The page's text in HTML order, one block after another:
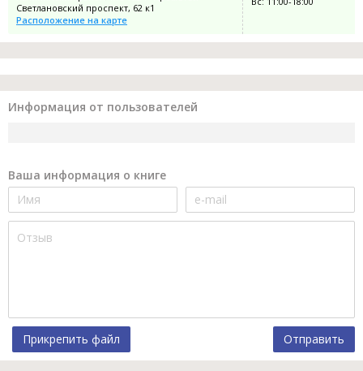
Светлановский проспект, 62 к1
Расположение на карте
Информация от пользователей
Ваша информация о книге
Прикрепить файл Отправить